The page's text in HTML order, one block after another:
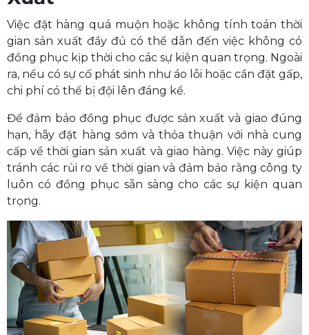
Việc đặt hàng quá muộn hoặc không tính toán thời
gian sản xuất đầy đủ có thể dẫn đến việc không có
đồng phục kịp thời cho các sự kiện quan trọng. Ngoài
ra, nếu có sự cố phát sinh như áo lỗi hoặc cần đặt gấp,
chi phí có thể bị đội lên đáng kể.
Để đảm bảo đồng phục được sản xuất và giao đúng
hạn, hãy đặt hàng sớm và thỏa thuận với nhà cung
cấp về thời gian sản xuất và giao hàng. Việc này giúp
tránh các rủi ro về thời gian và đảm bảo rằng công ty
luôn có đồng phục sẵn sàng cho các sự kiện quan
trọng.